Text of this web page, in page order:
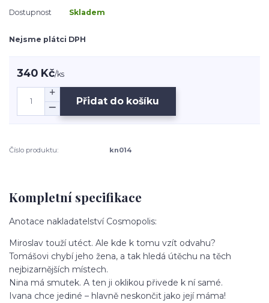
Dostupnost Skladem
Nejsme plátci DPH
340 Kč/ks
Přidat do košíku
Číslo produktu: kn014
Kompletní specifikace
Anotace nakladatelství Cosmopolis:
Miroslav touží utéct. Ale kde k tomu vzít odvahu?
Tomášovi chybí jeho žena, a tak hledá útěchu na těch
nejbizarnějších místech.
Nina má smutek. A ten ji oklikou přivede k ní samé.
Ivana chce jediné – hlavně neskončit jako její máma!